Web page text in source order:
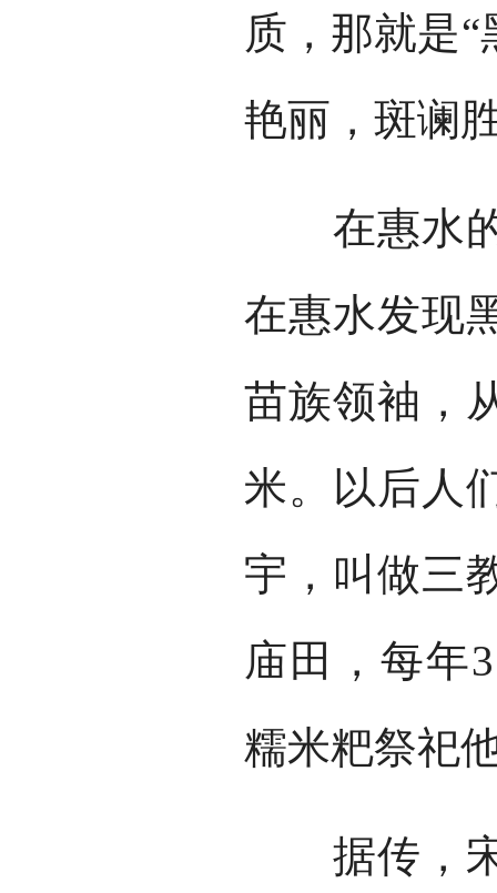
质，那就是
艳丽，斑谰
在惠水的
在惠水发现
苗族领袖，
米。以后人
宇，叫做三
庙田，每年
糯米粑祭祀
据传，宋